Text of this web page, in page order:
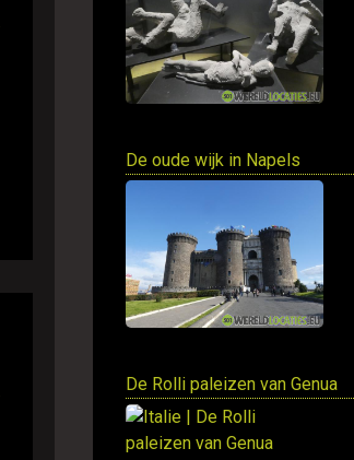
De oude wijk in Napels
De Rolli paleizen van Genua